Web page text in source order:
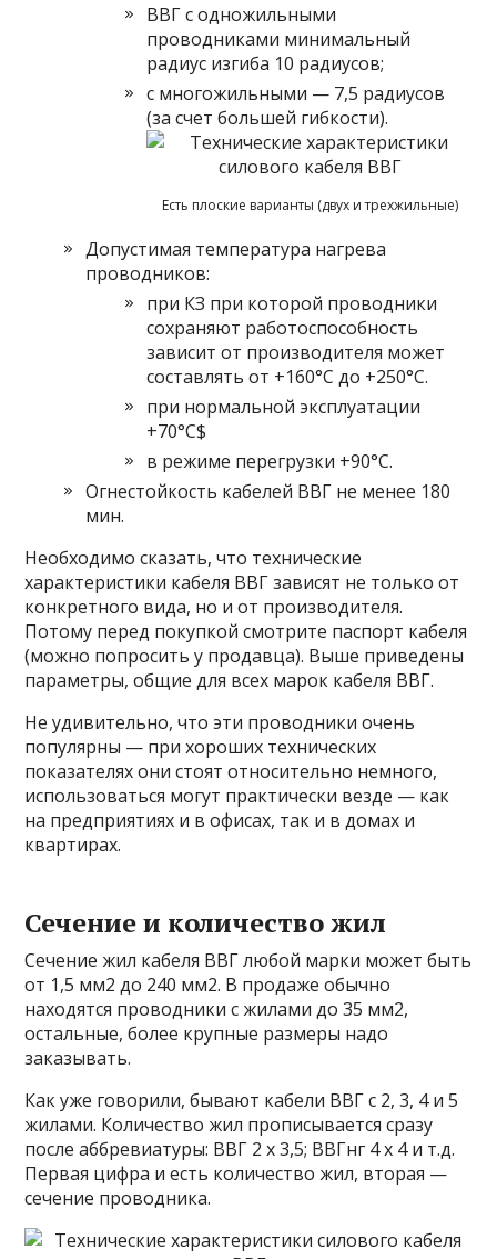
ВВГ с одножильными
проводниками минимальный
радиус изгиба 10 радиусов;
с многожильными — 7,5 радиусов
(за счет большей гибкости).
Есть плоские варианты (двух и трехжильные)
Допустимая температура нагрева
проводников:
при КЗ при которой проводники
сохраняют работоспособность
зависит от производителя может
составлять от +160°C до +250°C.
при нормальной эксплуатации
+70°C$
в режиме перегрузки +90°C.
Огнестойкость кабелей ВВГ не менее 180
мин.
Необходимо сказать, что технические
характеристики кабеля ВВГ зависят не только от
конкретного вида, но и от производителя.
Потому перед покупкой смотрите паспорт кабеля
(можно попросить у продавца). Выше приведены
параметры, общие для всех марок кабеля ВВГ.
Не удивительно, что эти проводники очень
популярны — при хороших технических
показателях они стоят относительно немного,
использоваться могут практически везде — как
на предприятиях и в офисах, так и в домах и
квартирах.
Сечение и количество жил
Сечение жил кабеля ВВГ любой марки может быть
от 1,5 мм2 до 240 мм2. В продаже обычно
находятся проводники с жилами до 35 мм2,
остальные, более крупные размеры надо
заказывать.
Как уже говорили, бывают кабели ВВГ с 2, 3, 4 и 5
жилами. Количество жил прописывается сразу
после аббревиатуры: ВВГ 2 х 3,5; ВВГнг 4 х 4 и т.д.
Первая цифра и есть количество жил, вторая —
сечение проводника.